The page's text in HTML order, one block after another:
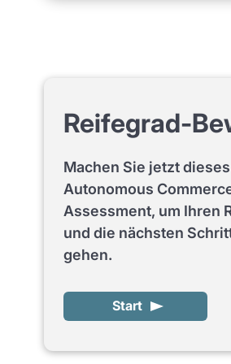
Reifegrad-
Machen Sie jetzt
Autonomous
Assessment, um Ihren
und die nächsten
gehen.
Start